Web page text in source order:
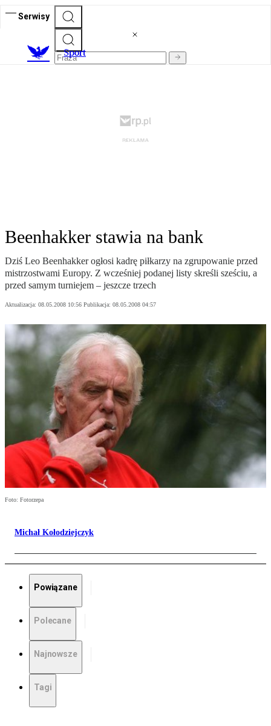
Serwisy
Sport
Beenhakker stawia na bank
Dziś Leo Beenhakker ogłosi kadrę piłkarzy na zgrupowanie przed
mistrzostwami Europy. Z wcześniej podanej listy skreśli sześciu, a
przed samym turniejem – jeszcze trzech
Aktualizacja: 08.05.2008 10:56 Publikacja: 08.05.2008 04:57
Foto: Fotorzepa
Michał Kołodziejczyk
Powiązane
Polecane
Najnowsze
Tagi